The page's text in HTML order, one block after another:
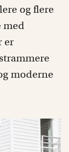
og flere
med
er
moderne